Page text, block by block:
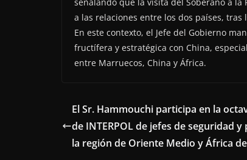
a las relaciones entre los dos países,
En este contexto, el Jefe del Gobierno
fructífera y estratégica con China,
entre Marruecos, China y África.
El Sr. Hammouchi participa en la
de INTERPOL de jefes de seguridad y
la región de Oriente Medio y África